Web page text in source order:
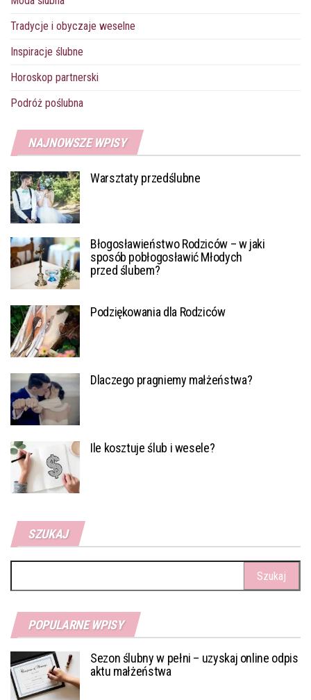
Tradycje i obyczaje weselne
Inspiracje ślubne
Horoskop partnerski
Podróż poślubna
NAJNOWSZE WPISY
Warsztaty przedślubne
Błogosławieństwo Rodziców – w jaki
sposób pobłogosławić Młodych
przed ślubem?
Podziękowania dla Rodziców
Dlaczego pragniemy małżeństwa?
Ile kosztuje ślub i wesele?
SZUKAJ
POPULARNE WPISY
Sezon ślubny w pełni – uzyskaj online odpis
aktu małżeństwa